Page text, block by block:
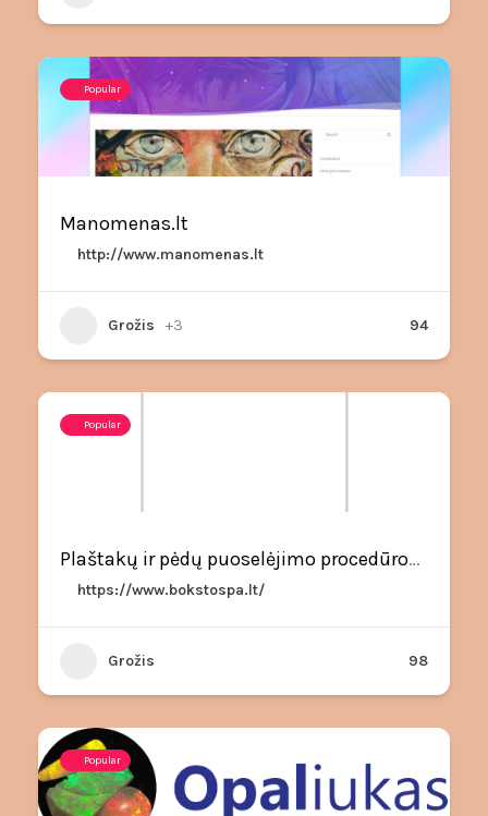
Popular
Manomenas.lt
http://www.manomenas.lt
Grožis +3 94
Popular
Plaštakų ir pėdų puoselėjimo procedūros Vilniuje
https://www.bokstospa.lt/
Grožis 98
Popular